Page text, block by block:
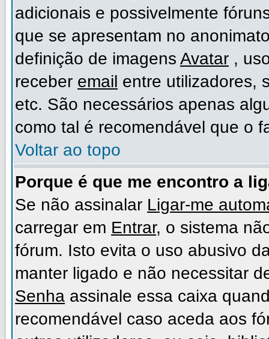
adicionais e possivelmente
que se apresentam no
definição de imagens Avatar ,
receber email entre utilizadores,
etc. São necessários apenas
como tal é recomendável que o
Voltar ao topo
Porque é que me encontro a
Se não assinalar Ligar-me
carregar em Entrar, o sistema
fórum. Isto evita o uso abusivo
manter ligado e não necessitar
Senha assinale essa caixa
recomendável caso aceda aos